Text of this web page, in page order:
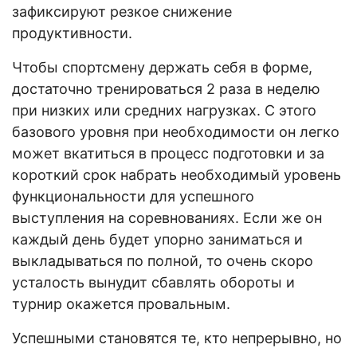
зафиксируют резкое снижение
продуктивности.
Чтобы спортсмену держать себя в форме,
достаточно тренироваться 2 раза в неделю
при низких или средних нагрузках. С этого
базового уровня при необходимости он легко
может вкатиться в процесс подготовки и за
короткий срок набрать необходимый уровень
функциональности для успешного
выступления на соревнованиях. Если же он
каждый день будет упорно заниматься и
выкладываться по полной, то очень скоро
усталость вынудит сбавлять обороты и
турнир окажется провальным.
Успешными становятся те, кто непрерывно, но